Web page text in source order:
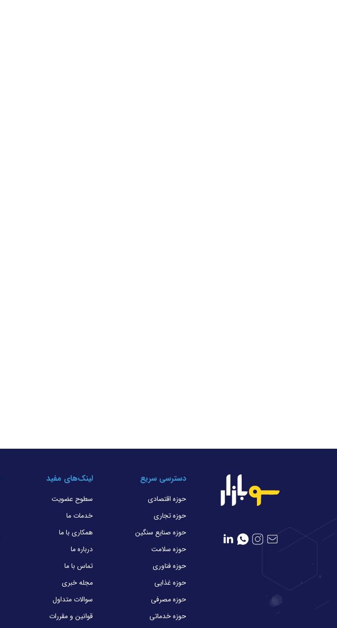
دسترسی سریع
حوزه اقتصادی
حوزه تجاری
حوزه صنایع سنگین
حوزه سلامت
حوزه فناوری
حوزه غذایی
حوزه مصرفی
حوزه خدماتی
لینک‌های مفید
سطوح عضویت
خدمات ما
همکاری با ما
درباره ما
تماس با ما
مجله خبری
سوالات متداول
قوانین و مقررات